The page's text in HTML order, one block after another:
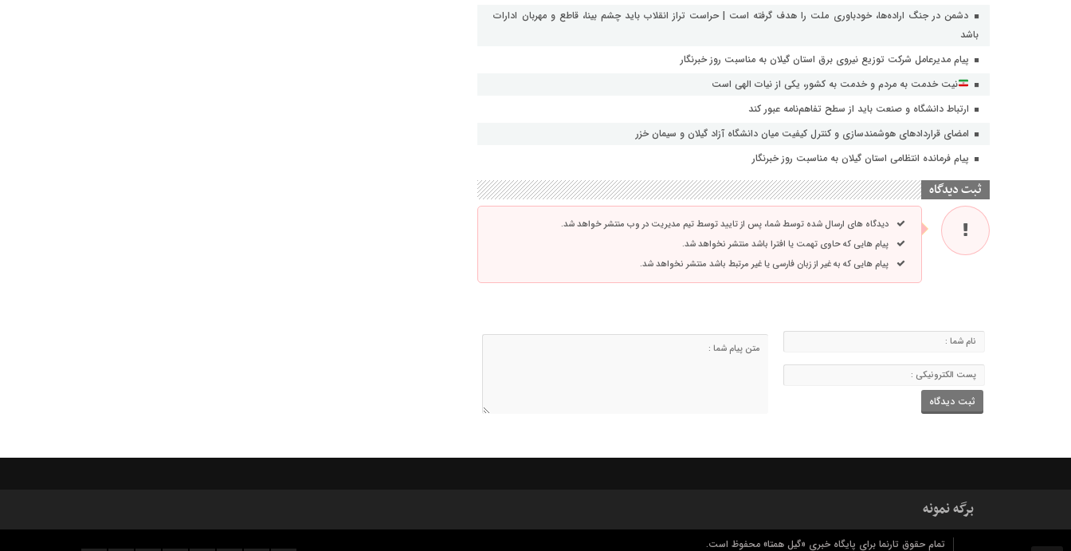
دشمن در جنگ اراده‌ها، خودباوری ملت را هدف گرفته است | حراست تراز انقلاب باید چشم بینا، قاطع و مهربان ادارات
باشد
پیام مدیرعامل شرکت توزیع نیروی برق استان گیلان به مناسبت روز خبرنگار ‌
نیت خدمت به مردم و خدمت به کشور، یکی از نیات الهی است
ارتباط دانشگاه و صنعت باید از سطح تفاهم‌نامه عبور کند
امضای قراردادهای هوشمندسازی و کنترل کیفیت میان دانشگاه آزاد گیلان و سیمان خزر
پیام فرمانده انتظامی استان گیلان به مناسبت روز خبرنگار
ثبت دیدگاه
دیدگاه های ارسال شده توسط شما، پس از تایید توسط تیم مدیریت در وب منتشر خواهد شد.
پیام هایی که حاوی تهمت یا افترا باشد منتشر نخواهد شد.
پیام هایی که به غیر از زبان فارسی یا غیر مرتبط باشد منتشر نخواهد شد.
برگه نمونه
تمام حقوق تارنما برای پایگاه خبری «گیل همتا» محفوظ است.